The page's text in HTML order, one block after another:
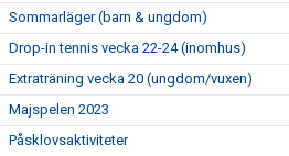
Sommarläger (barn & ungdom)
Drop-in tennis vecka 22-24 (inomhus)
Extraträning vecka 20 (ungdom/vuxen)
Majspelen 2023
Påsklovsaktiviteter